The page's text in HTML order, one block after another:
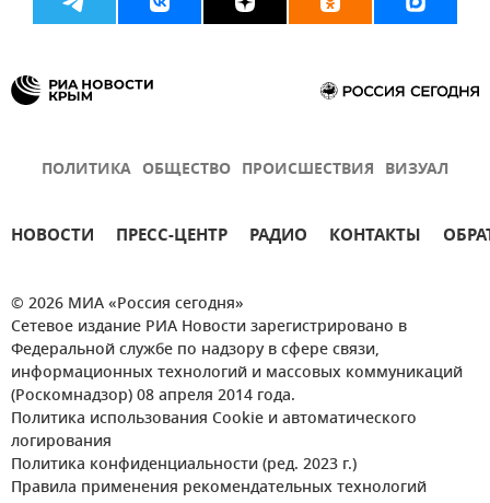
ПОЛИТИКА ОБЩЕСТВО ПРОИСШЕСТВИЯ ВИЗУАЛ
НОВОСТИ ПРЕСС-ЦЕНТР РАДИО КОНТАКТЫ
© 2026 МИА «Россия сегодня»
Сетевое издание РИА Новости зарегистрировано в
Федеральной службе по надзору в сфере связи,
информационных технологий и массовых коммуникаций
(Роскомнадзор) 08 апреля 2014 года.
Политика использования Cookie и автоматического
логирования
Политика конфиденциальности (ред. 2023 г.)
Правила применения рекомендательных технологий